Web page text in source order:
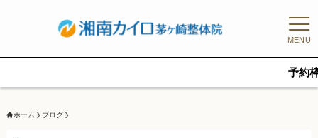
MENU
予約枠に限りが
ホーム ブログ